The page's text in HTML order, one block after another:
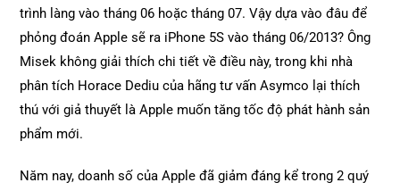
trình làng vào tháng 06 hoặc tháng 07. Vậy dựa vào đâu để
phỏng đoán Apple sẽ ra iPhone 5S vào tháng 06/2013? Ông
Misek không giải thích chi tiết về điều này, trong khi nhà
phân tích Horace Dediu của hãng tư vấn Asymco lại thích
thú với giả thuyết là Apple muốn tăng tốc độ phát hành sản
phẩm mới.
Năm nay, doanh số của Apple đã giảm đáng kể trong 2 quý